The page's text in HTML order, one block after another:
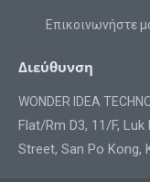
Επικοινωνήστε
Διεύθυνση
WONDER IDEA
Flat/Rm D3, 11/F,
Street, San Po Kong,